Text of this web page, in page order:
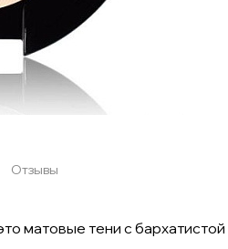
Отзывы
матовые тени с